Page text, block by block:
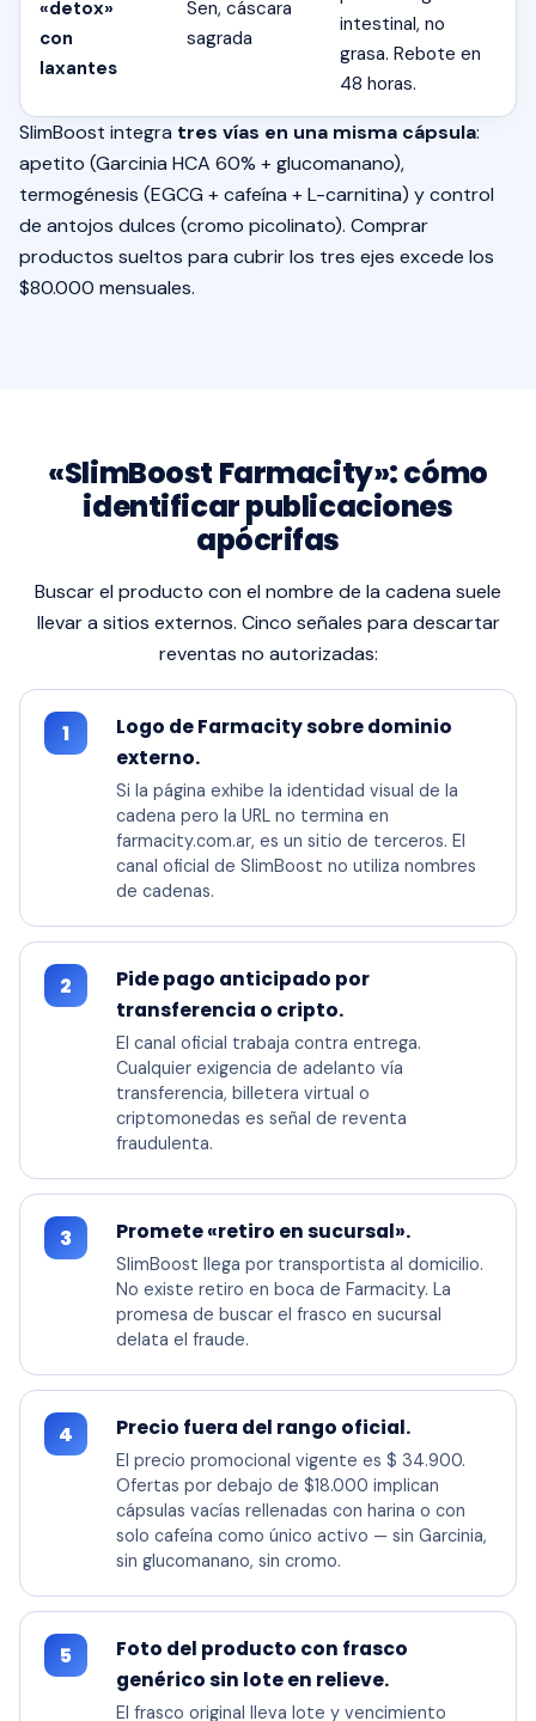
«detox»
con
laxantes
Sen, cáscara
sagrada
intestinal, no
grasa. Rebote en
48 horas.
SlimBoost integra tres vías en una misma cápsula:
apetito (Garcinia HCA 60% + glucomanano),
termogénesis (EGCG + cafeína + L-carnitina) y control
de antojos dulces (cromo picolinato). Comprar
productos sueltos para cubrir los tres ejes excede los
$80.000 mensuales.
«SlimBoost Farmacity»: cómo
identificar publicaciones
apócrifas
Buscar el producto con el nombre de la cadena suele
llevar a sitios externos. Cinco señales para descartar
reventas no autorizadas:
1
Logo de Farmacity sobre dominio
externo.
Si la página exhibe la identidad visual de la
cadena pero la URL no termina en
farmacity.com.ar, es un sitio de terceros. El
canal oficial de SlimBoost no utiliza nombres
de cadenas.
2
Pide pago anticipado por
transferencia o cripto.
El canal oficial trabaja contra entrega.
Cualquier exigencia de adelanto vía
transferencia, billetera virtual o
criptomonedas es señal de reventa
fraudulenta.
3 Promete «retiro en sucursal».
SlimBoost llega por transportista al domicilio.
No existe retiro en boca de Farmacity. La
promesa de buscar el frasco en sucursal
delata el fraude.
4 Precio fuera del rango oficial.
El precio promocional vigente es $ 34.900.
Ofertas por debajo de $18.000 implican
cápsulas vacías rellenadas con harina o con
solo cafeína como único activo — sin Garcinia,
sin glucomanano, sin cromo.
5
Foto del producto con frasco
genérico sin lote en relieve.
El frasco original lleva lote y vencimiento